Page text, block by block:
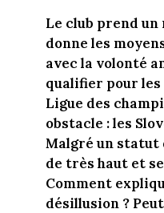
Le club prend un
donne les
avec la volonté
qualifier pour les
Ligue des
obstacle : les
Malgré un statut
de très haut et
Comment
désillusion ?